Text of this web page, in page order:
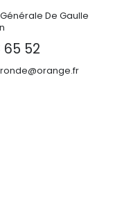
De Gaulle
65 52